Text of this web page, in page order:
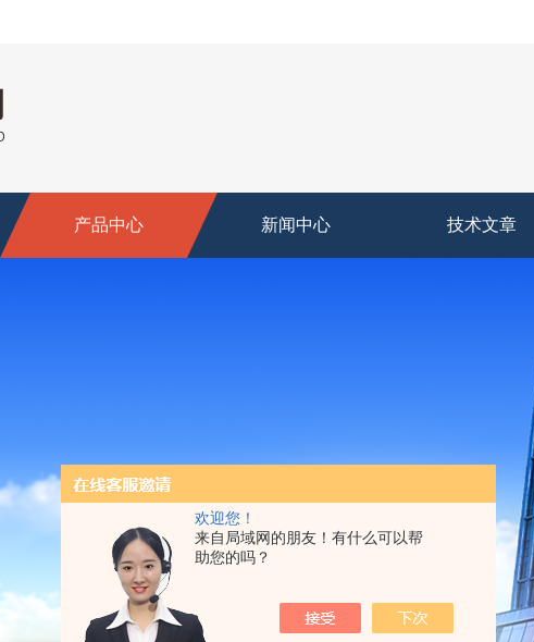
欢迎您！
来自局域网的朋友！有什么可以帮
助您的吗？
产品中心 新闻中心 技术文章